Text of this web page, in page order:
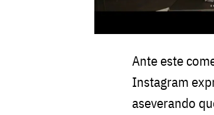
Ante este
Instagram
aseverando